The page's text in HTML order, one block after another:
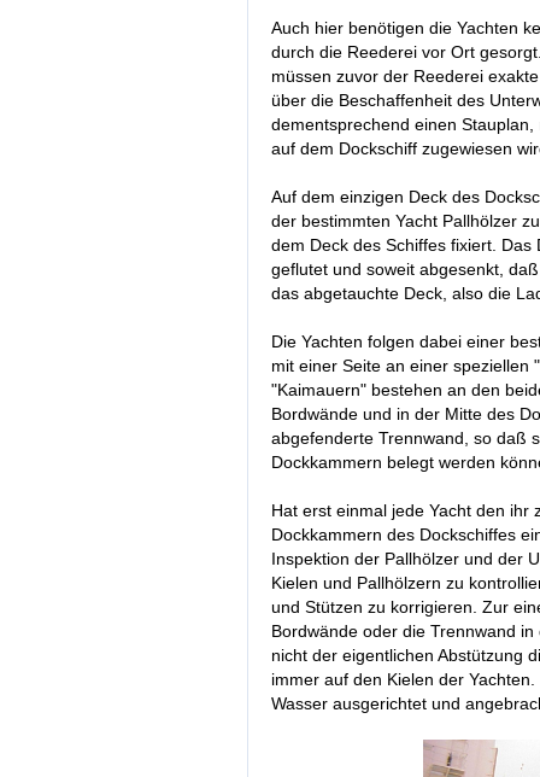
Auch hier benötigen die Yachten
durch die Reederei vor Ort
müssen zuvor der Reederei
über die Beschaffenheit des
dementsprechend einen
auf dem Dockschiff zugewiesen
Auf dem einzigen Deck des
der bestimmten Yacht Pallhölzer
dem Deck des Schiffes fixiert.
geflutet und soweit abgesenkt,
das abgetauchte Deck, also die
Die Yachten folgen dabei einer
mit einer Seite an einer speziellen
"Kaimauern" bestehen an den
Bordwände und in der Mitte des
abgefenderte Trennwand, so daß
Dockkammern belegt werden
Hat erst einmal jede Yacht den ihr
Dockkammern des Dockschiffes
Inspektion der Pallhölzer und der
Kielen und Pallhölzern zu
und Stützen zu korrigieren. Zur
Bordwände oder die Trennwand
nicht der eigentlichen Abstützung
immer auf den Kielen der
Wasser ausgerichtet und